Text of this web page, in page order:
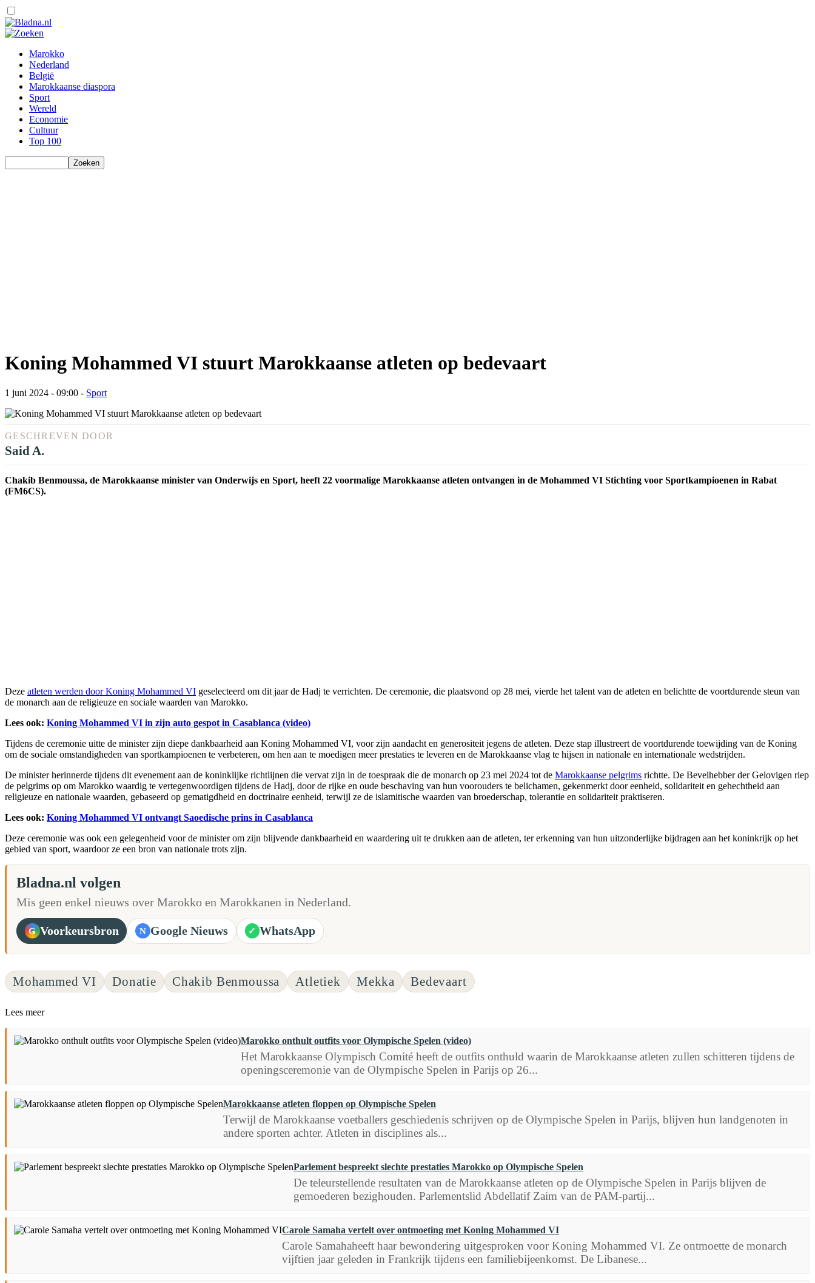
Marokko
Nederland
België
Marokkaanse diaspora
Sport
Wereld
Economie
Cultuur
Top 100
Koning Mohammed VI stuurt Marokkaanse atleten op bedevaart
1 juni 2024 - 09:00 - Sport
GESCHREVEN DOOR
Said A.
Chakib Benmoussa, de Marokkaanse minister van Onderwijs en Sport, heeft 22 voormalige Marokkaanse atleten ontvangen in de Mohammed VI Stichting voor Sportkampioenen in Rabat
(FM6CS).
Deze atleten werden door Koning Mohammed VI geselecteerd om dit jaar de Hadj te verrichten. De ceremonie, die plaatsvond op 28 mei, vierde het talent van de atleten en belichtte de voortdurende steun van
de monarch aan de religieuze en sociale waarden van Marokko.
Lees ook: Koning Mohammed VI in zijn auto gespot in Casablanca (video)
Tijdens de ceremonie uitte de minister zijn diepe dankbaarheid aan Koning Mohammed VI, voor zijn aandacht en generositeit jegens de atleten. Deze stap illustreert de voortdurende toewijding van de Koning
om de sociale omstandigheden van sportkampioenen te verbeteren, om hen aan te moedigen meer prestaties te leveren en de Marokkaanse vlag te hijsen in nationale en internationale wedstrijden.
De minister herinnerde tijdens dit evenement aan de koninklijke richtlijnen die vervat zijn in de toespraak die de monarch op 23 mei 2024 tot de Marokkaanse pelgrims richtte. De Bevelhebber der Gelovigen riep
de pelgrims op om Marokko waardig te vertegenwoordigen tijdens de Hadj, door de rijke en oude beschaving van hun voorouders te belichamen, gekenmerkt door eenheid, solidariteit en gehechtheid aan
religieuze en nationale waarden, gebaseerd op gematigdheid en doctrinaire eenheid, terwijl ze de islamitische waarden van broederschap, tolerantie en solidariteit praktiseren.
Lees ook: Koning Mohammed VI ontvangt Saoedische prins in Casablanca
Deze ceremonie was ook een gelegenheid voor de minister om zijn blijvende dankbaarheid en waardering uit te drukken aan de atleten, ter erkenning van hun uitzonderlijke bijdragen aan het koninkrijk op het
gebied van sport, waardoor ze een bron van nationale trots zijn.
Bladna.nl volgen
Mis geen enkel nieuws over Marokko en Marokkanen in Nederland.
G Voorkeursbron N Google Nieuws ✓ WhatsApp
Mohammed VI Donatie Chakib Benmoussa Atletiek Mekka Bedevaart
Lees meer
Marokko onthult outfits voor Olympische Spelen (video)
Het Marokkaanse Olympisch Comité heeft de outfits onthuld waarin de Marokkaanse atleten zullen schitteren tijdens de
openingsceremonie van de Olympische Spelen in Parijs op 26...
Marokkaanse atleten floppen op Olympische Spelen
Terwijl de Marokkaanse voetballers geschiedenis schrijven op de Olympische Spelen in Parijs, blijven hun landgenoten in
andere sporten achter. Atleten in disciplines als...
Parlement bespreekt slechte prestaties Marokko op Olympische Spelen
De teleurstellende resultaten van de Marokkaanse atleten op de Olympische Spelen in Parijs blijven de
gemoederen bezighouden. Parlementslid Abdellatif Zaim van de PAM-partij...
Carole Samaha vertelt over ontmoeting met Koning Mohammed VI
Carole Samahaheeft haar bewondering uitgesproken voor Koning Mohammed VI. Ze ontmoette de monarch
vijftien jaar geleden in Frankrijk tijdens een familiebijeenkomst. De Libanese...